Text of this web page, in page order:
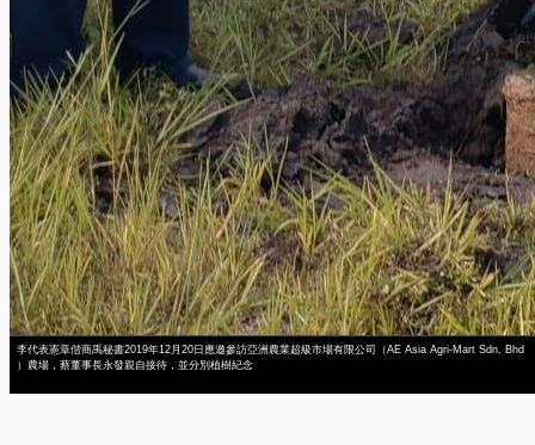
李代表憲章偕商禹秘書2019年12月20日應邀參訪亞洲農業超級市場有限公司（AE Asia Agri-Mart Sdn. Bhd
）農場，蔡董事長永發親自接待，並分別植樹紀念